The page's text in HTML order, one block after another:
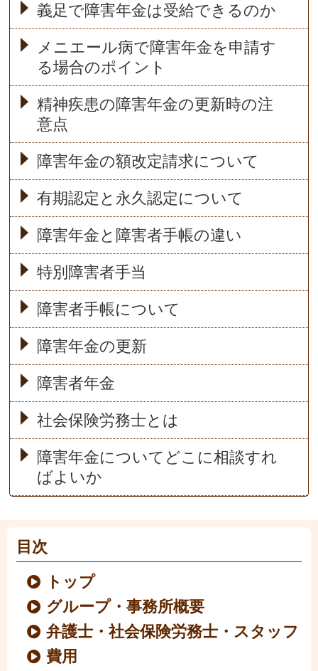
義足で障害年金は受給できるのか
メニエール病で障害年金を申請す
る場合のポイント
精神疾患の障害年金の更新時の注
意点
障害年金の額改定請求について
有期認定と永久認定について
障害年金と障害者手帳の違い
特別障害者手当
障害者手帳について
障害年金の更新
障害者年金
社会保険労務士とは
障害年金についてどこに相談すれ
ばよいか
目次
トップ
グループ・事務所概要
弁護士・社会保険労務士・スタッフ
費用